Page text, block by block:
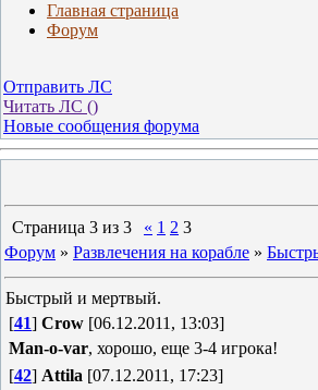
Главная страница
Форум
Отправить ЛС
Читать ЛС ()
Новые сообщения форума
Страница 3 из 3 « 1 2 3
Форум » Развлечения на корабле »
Быстрый и мертвый.
[41] Crow [06.12.2011, 13:03]
Man-o-var, хорошо, еще 3-4 игрока!
[42] Attila [07.12.2011, 17:23]